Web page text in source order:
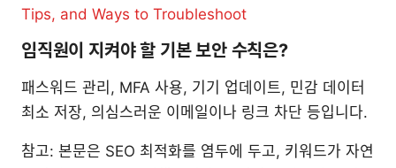
Tips, and Ways to Troubleshoot
임직원이 지켜야 할 기본 보안 수칙은?
패스워드 관리, MFA 사용, 기기 업데이트, 민감 데이터
최소 저장, 의심스러운 이메일이나 링크 차단 등입니다.
참고: 본문은 SEO 최적화를 염두에 두고, 키워드가 자연